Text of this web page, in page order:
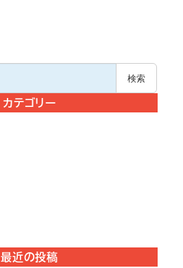
検索
カテゴリー
最近の投稿